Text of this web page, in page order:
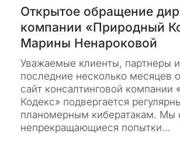
Открытое обращение
компании «Природный
Марины Ненароковой
Уважаемые клиенты, партнеры
последние несколько месяцев
сайт консалтинговой компании
Кодекс» подвергается
планомерным кибератакам. Мы
непрекращающиеся попытки…
т
е
л
ь
о
и
н
ф
о
р